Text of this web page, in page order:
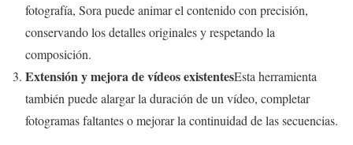
fotografía, Sora puede animar el contenido con precisión,
conservando los detalles originales y respetando la
composición.
Extensión y mejora de vídeos existentesEsta herramienta
también puede alargar la duración de un vídeo, completar
fotogramas faltantes o mejorar la continuidad de las secuencias.